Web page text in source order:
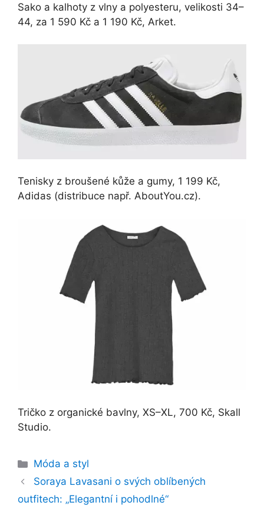
Sako a kalhoty z vlny a polyesteru, velikosti 34–
44, za 1 590 Kč a 1 190 Kč, Arket.
Tenisky z broušené kůže a gumy, 1 199 Kč,
Adidas (distribuce např. AboutYou.cz).
Tričko z organické bavlny, XS–XL, 700 Kč, Skall
Studio.
Rubriky
Móda a styl
Soraya Lavasani o svých oblíbených
outfitech: „Elegantní i pohodlné“